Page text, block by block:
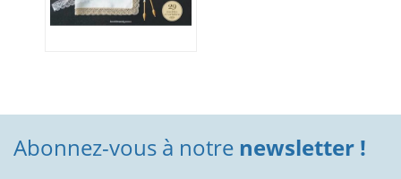
Abonnez-vous à notre newsletter !